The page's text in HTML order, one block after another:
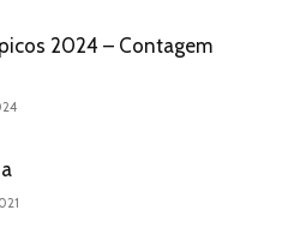
2024 – Contagem